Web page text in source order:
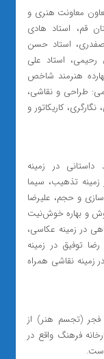
معاونت هنری و
قم، استاد هادی
استاد حسن
استاد علی
هنرمند شاخص
تجسمی: طراحی و نقاشی،
کاریکاتور و
در زمینه
تذهیب، سیما
و حجم، علیرضا
و بهاره خوش‌نیت
در زمینه عکاسی،
توفیق در زمینه
نقاشی همراه
فجر (تجسم هنر) از
۱۴۰۲ در محل نگارخانه فرهنگ واقع در